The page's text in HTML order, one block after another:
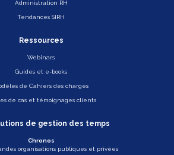
Administration RH
Tendances SIRH
Ressources
Webinars
Guides et e-books
de Cahiers des charges
de cas et témoignages clients
de gestion des temps
Chronos
organisations publiques et privées